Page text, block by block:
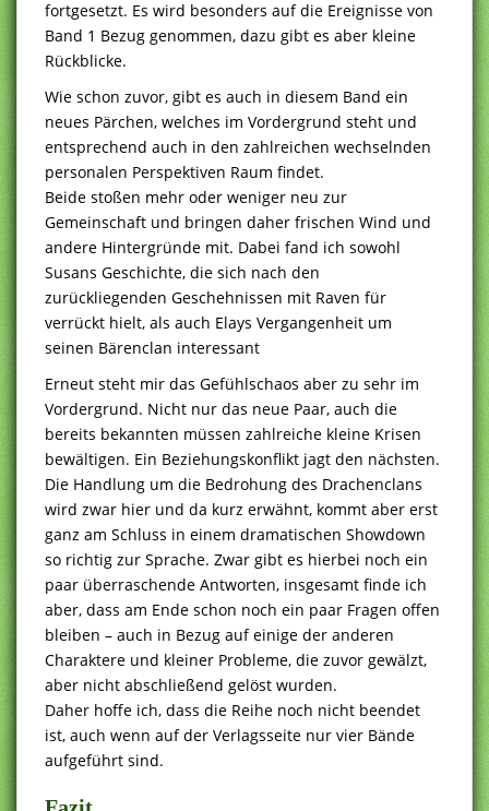
fortgesetzt. Es wird besonders auf die Ereignisse von
Band 1 Bezug genommen, dazu gibt es aber kleine
Rückblicke.
Wie schon zuvor, gibt es auch in diesem Band ein
neues Pärchen, welches im Vordergrund steht und
entsprechend auch in den zahlreichen wechselnden
personalen Perspektiven Raum findet.
Beide stoßen mehr oder weniger neu zur
Gemeinschaft und bringen daher frischen Wind und
andere Hintergründe mit. Dabei fand ich sowohl
Susans Geschichte, die sich nach den
zurückliegenden Geschehnissen mit Raven für
verrückt hielt, als auch Elays Vergangenheit um
seinen Bärenclan interessant
Erneut steht mir das Gefühlschaos aber zu sehr im
Vordergrund. Nicht nur das neue Paar, auch die
bereits bekannten müssen zahlreiche kleine Krisen
bewältigen. Ein Beziehungskonflikt jagt den nächsten.
Die Handlung um die Bedrohung des Drachenclans
wird zwar hier und da kurz erwähnt, kommt aber erst
ganz am Schluss in einem dramatischen Showdown
so richtig zur Sprache. Zwar gibt es hierbei noch ein
paar überraschende Antworten, insgesamt finde ich
aber, dass am Ende schon noch ein paar Fragen offen
bleiben – auch in Bezug auf einige der anderen
Charaktere und kleiner Probleme, die zuvor gewälzt,
aber nicht abschließend gelöst wurden.
Daher hoffe ich, dass die Reihe noch nicht beendet
ist, auch wenn auf der Verlagsseite nur vier Bände
aufgeführt sind.